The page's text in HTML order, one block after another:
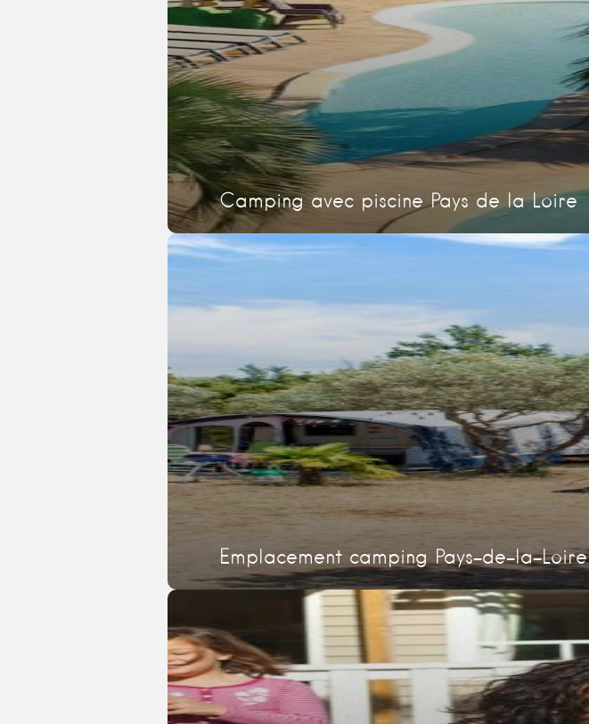
Camping avec piscine Pays de la Loire
Emplacement camping Pays-de-la-Loire